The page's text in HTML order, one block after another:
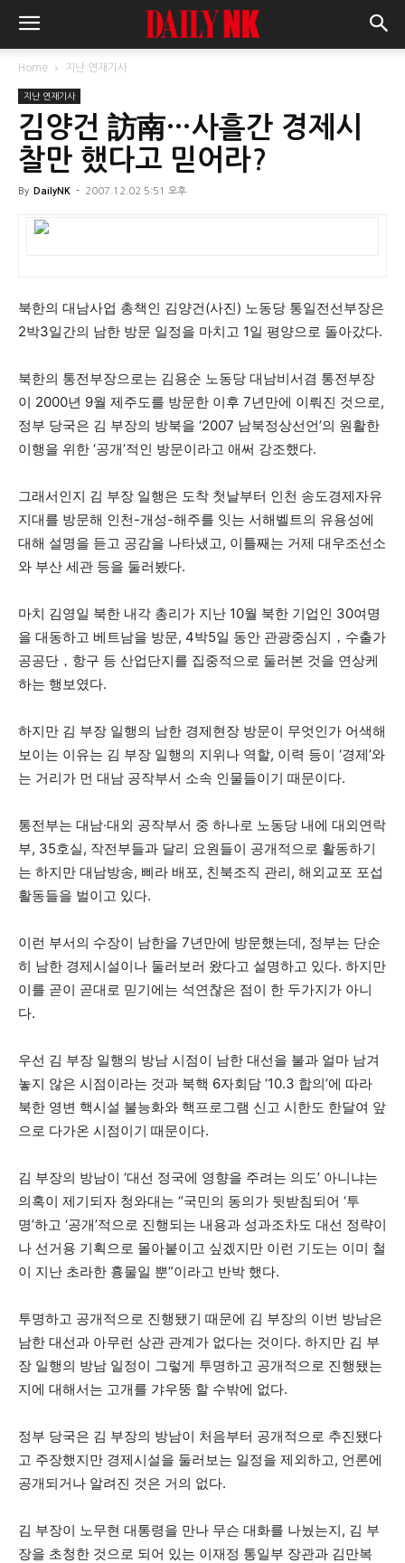
Home 지난 연재기사
지난 연재기사
김양건 訪南…사흘간 경제시
찰만 했다고 믿어라?
By DailyNK - 2007.12.02 5:51 오후
북한의 대남사업 총책인 김양건(사진) 노동당 통일전선부장은
2박3일간의 남한 방문 일정을 마치고 1일 평양으로 돌아갔다.
북한의 통전부장으로는 김용순 노동당 대남비서겸 통전부장
이 2000년 9월 제주도를 방문한 이후 7년만에 이뤄진 것으로,
정부 당국은 김 부장의 방북을 ‘2007 남북정상선언’의 원활한
이행을 위한 ‘공개’적인 방문이라고 애써 강조했다.
그래서인지 김 부장 일행은 도착 첫날부터 인천 송도경제자유
지대를 방문해 인천-개성-해주를 잇는 서해벨트의 유용성에
대해 설명을 듣고 공감을 나타냈고, 이틀째는 거제 대우조선소
와 부산 세관 등을 둘러봤다.
마치 김영일 북한 내각 총리가 지난 10월 북한 기업인 30여명
을 대동하고 베트남을 방문, 4박5일 동안 관광중심지，수출가
공공단，항구 등 산업단지를 집중적으로 둘러본 것을 연상케
하는 행보였다.
하지만 김 부장 일행의 남한 경제현장 방문이 무엇인가 어색해
보이는 이유는 김 부장 일행의 지위나 역할, 이력 등이 ‘경제’와
는 거리가 먼 대남 공작부서 소속 인물들이기 때문이다.
통전부는 대남·대외 공작부서 중 하나로 노동당 내에 대외연락
부, 35호실, 작전부들과 달리 요원들이 공개적으로 활동하기
는 하지만 대남방송, 삐라 배포, 친북조직 관리, 해외교포 포섭
활동들을 벌이고 있다.
이런 부서의 수장이 남한을 7년만에 방문했는데, 정부는 단순
히 남한 경제시설이나 둘러보러 왔다고 설명하고 있다. 하지만
이를 곧이 곧대로 믿기에는 석연찮은 점이 한 두가지가 아니
다.
우선 김 부장 일행의 방남 시점이 남한 대선을 불과 얼마 남겨
놓지 않은 시점이라는 것과 북핵 6자회담 ‘10.3 합의’에 따라
북한 영변 핵시설 불능화와 핵프로그램 신고 시한도 한달여 앞
으로 다가온 시점이기 때문이다.
김 부장의 방남이 ‘대선 정국에 영향을 주려는 의도’ 아니냐는
의혹이 제기되자 청와대는 “국민의 동의가 뒷받침되어 ‘투
명’하고 ‘공개’적으로 진행되는 내용과 성과조차도 대선 정략이
나 선거용 기획으로 몰아붙이고 싶겠지만 이런 기도는 이미 철
이 지난 초라한 흉물일 뿐”이라고 반박 했다.
투명하고 공개적으로 진행됐기 때문에 김 부장의 이번 방남은
남한 대선과 아무런 상관 관계가 없다는 것이다. 하지만 김 부
장 일행의 방남 일정이 그렇게 투명하고 공개적으로 진행됐는
지에 대해서는 고개를 갸우뚱 할 수밖에 없다.
정부 당국은 김 부장의 방남이 처음부터 공개적으로 추진됐다
고 주장했지만 경제시설을 둘러보는 일정을 제외하고, 언론에
공개되거나 알려진 것은 거의 없다.
김 부장이 노무현 대통령을 만나 무슨 대화를 나눴는지, 김 부
장을 초청한 것으로 되어 있는 이재정 통일부 장관과 김만복